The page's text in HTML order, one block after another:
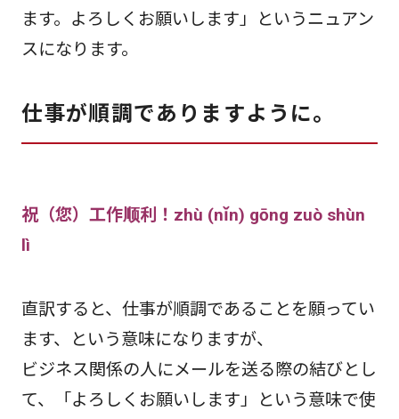
ます。よろしくお願いします」というニュアン
スになります。
仕事が順調でありますように。
祝（您）工作顺利！zhù (nǐn) gōng zuò shùn
lì
直訳すると、仕事が順調であることを願ってい
ます、という意味になりますが、
ビジネス関係の人にメールを送る際の結びとし
て、「よろしくお願いします」という意味で使